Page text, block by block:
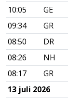
10:05
GE
09:34
GR
08:50
DR
08:26
NH
08:17
GR
13 juli 2026